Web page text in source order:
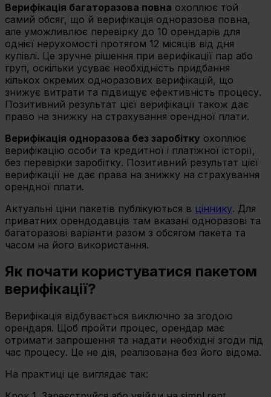
Верифікація багаторазова повна охоплює той
самий обсяг, що й верифікація одноразова повна,
але уможливлює перевірку до 10 орендарів для
однієї нерухомості протягом 12 місяців від дня
купівлі. Це зручне рішення при верифікації пар або
груп, оскільки усуває необхідність придбання
кількох окремих одноразових верифікацій, що
знижує витрати та підвищує ефективність процесу.
Позитивний результат цієї верифікації також дає
право на знижку на страхування орендної плати.
Верифікація одноразова без заробітку охоплює
верифікацію особи та кредитної і платіжної історії,
без перевірки заробітку. Позитивний результат цієї
верифікації не дає права на знижку на страхування
орендної плати.
Актуальні ціни пакетів публікуються в ціннику. Для
приватних орендодавців там вказані одноразові та
багаторазові варіанти разом з обсягом пакета та
часом на його використання.
Як почати користуватися пакетом
верифікації?
Верифікація відбувається виключно за згодою
орендаря. Щоб пройти процес, орендар має
отримати запрошення та надати необхідні згоди під
час процесу. Це не дія, реалізована без його відома.
На практиці це виглядає так: